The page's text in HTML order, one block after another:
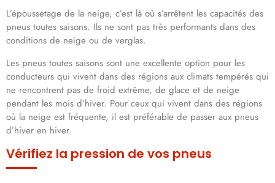
L’époussetage de la neige, c’est là où s’arrêtent les capacités des
pneus toutes saisons. Ils ne sont pas très performants dans des
conditions de neige ou de verglas.
Les pneus toutes saisons sont une excellente option pour les
conducteurs qui vivent dans des régions aux climats tempérés qui
ne rencontrent pas de froid extrême, de glace et de neige
pendant les mois d’hiver. Pour ceux qui vivent dans des régions
où la neige est fréquente, il est préférable de passer aux pneus
d’hiver en hiver.
Vérifiez la pression de vos pneus